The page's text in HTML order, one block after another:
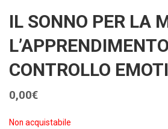
IL SONNO PER LA
CONTROLLO
0,00€
Non acquistabile